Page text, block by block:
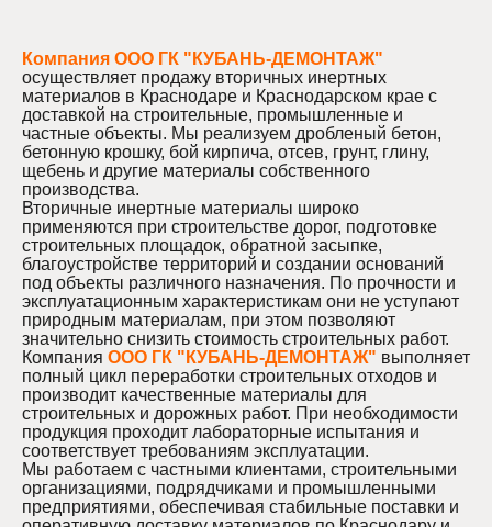
Компания ООО ГК "КУБАНЬ-ДЕМОНТАЖ"
осуществляет продажу вторичных инертных
материалов в Краснодаре и Краснодарском крае с
доставкой на строительные, промышленные и
частные объекты. Мы реализуем дробленый бетон,
бетонную крошку, бой кирпича, отсев, грунт, глину,
щебень и другие материалы собственного
производства.
Вторичные инертные материалы широко
применяются при строительстве дорог, подготовке
строительных площадок, обратной засыпке,
благоустройстве территорий и создании оснований
под объекты различного назначения. По прочности и
эксплуатационным характеристикам они не уступают
природным материалам, при этом позволяют
значительно снизить стоимость строительных работ.
Компания ООО ГК "КУБАНЬ-ДЕМОНТАЖ" выполняет
полный цикл переработки строительных отходов и
производит качественные материалы для
строительных и дорожных работ. При необходимости
продукция проходит лабораторные испытания и
соответствует требованиям эксплуатации.
Мы работаем с частными клиентами, строительными
организациями, подрядчиками и промышленными
предприятиями, обеспечивая стабильные поставки и